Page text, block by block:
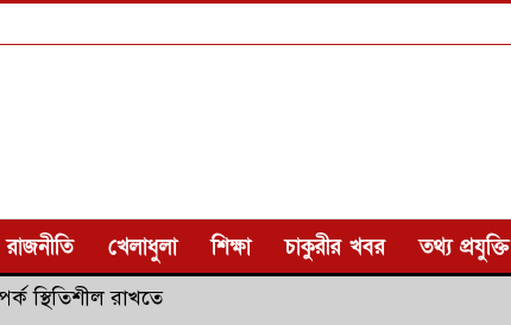
রাজনীতি খেলাধুলা শিক্ষা চাকুরীর খবর তথ্য প্রযুক্তি
স্থিতিশীল রাখতে